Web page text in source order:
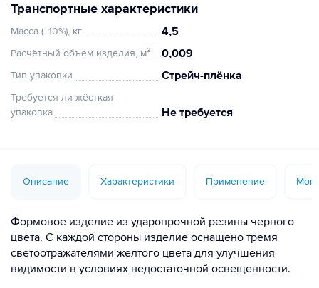
Транспортные характеристики
Масса (±10%), кг 4,5
Расчётный объём изделия, м³ 0,009
Тип упаковки Стрейч-плёнка
Требуется ли жёсткая
упаковка
Не требуется
Описание Характеристики Применение
Формовое изделие из ударопрочной резины черного
цвета. С каждой стороны изделие оснащено тремя
светоотражателями желтого цвета для улучшения
видимости в условиях недостаточной освещенности.